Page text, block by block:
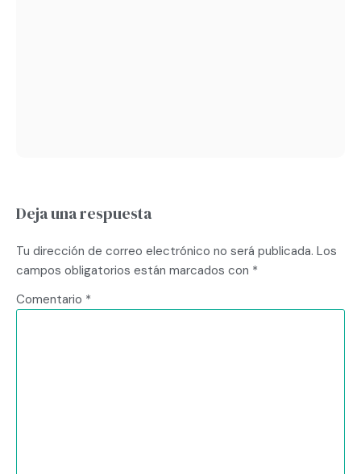
Deja una respuesta
Tu dirección de correo electrónico no será publicada. Los
campos obligatorios están marcados con *
Comentario *